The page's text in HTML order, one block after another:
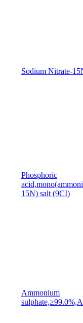
Sodium Nitrate-
Phosphoric
15N) salt (9CI)
Ammonium